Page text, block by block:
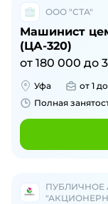
ООО "СТА"
Машинист
(ЦА-320)
от 180 000 до
Уфа от 1
Полная
ПУБЛИЧНОЕ